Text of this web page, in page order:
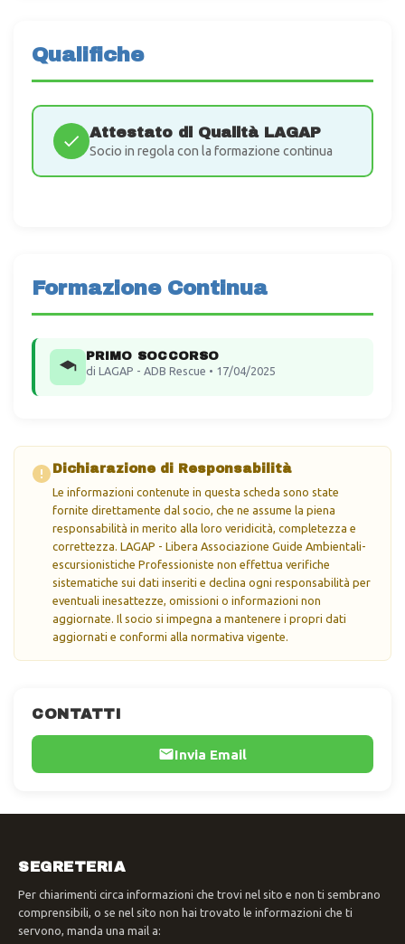
CONTATTI
Invia Email
Qualifiche
Attestato di Qualità LAGAP
Socio in regola con la formazione continua
Formazione Continua
PRIMO SOCCORSO
di LAGAP - ADB Rescue • 17/04/2025
Dichiarazione di Responsabilità
Le informazioni contenute in questa scheda sono state
fornite direttamente dal socio, che ne assume la piena
responsabilità in merito alla loro veridicità, completezza e
correttezza. LAGAP - Libera Associazione Guide Ambientali-
escursionistiche Professioniste non effettua verifiche
sistematiche sui dati inseriti e declina ogni responsabilità per
eventuali inesattezze, omissioni o informazioni non
aggiornate. Il socio si impegna a mantenere i propri dati
aggiornati e conformi alla normativa vigente.
SEGRETERIA
Per chiarimenti circa informazioni che trovi nel sito e non ti sembrano
comprensibili, o se nel sito non hai trovato le informazioni che ti
servono, manda una mail a: